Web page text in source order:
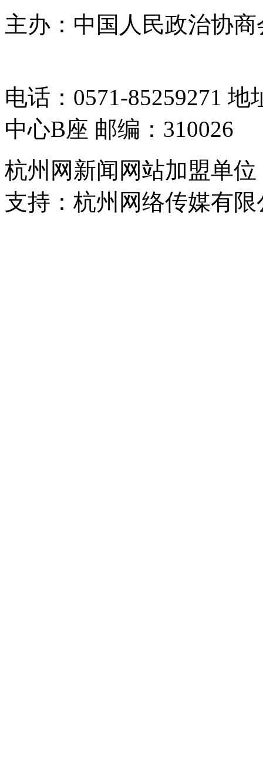
主办：中国人民政治协
电话：0571-85259271
中心B座 邮编：310026
杭州网新闻网站加盟单
支持：杭州网络传媒有限